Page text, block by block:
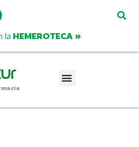
la HEMEROTECA »